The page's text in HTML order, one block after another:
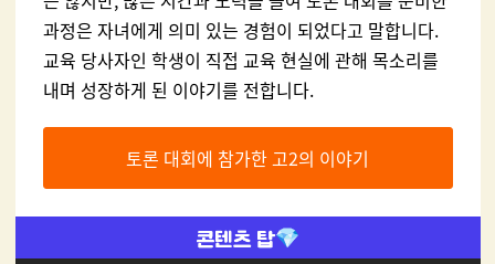
과정은 자녀에게 의미 있는 경험이 되었다고 말합니다.
교육 당사자인 학생이 직접 교육 현실에 관해 목소리를
내며 성장하게 된 이야기를 전합니다.
토론 대회에 참가한 고2의 이야기